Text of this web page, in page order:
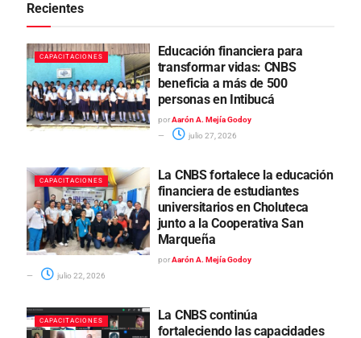
Recientes
CAPACITACIONES
Educación financiera para
transformar vidas: CNBS
beneficia a más de 500
personas en Intibucá
por Aarón A. Mejía Godoy
julio 27, 2026
CAPACITACIONES
La CNBS fortalece la educación
financiera de estudiantes
universitarios en Choluteca
junto a la Cooperativa San
Marqueña
por Aarón A. Mejía Godoy
julio 22, 2026
CAPACITACIONES
La CNBS continúa
fortaleciendo las capacidades